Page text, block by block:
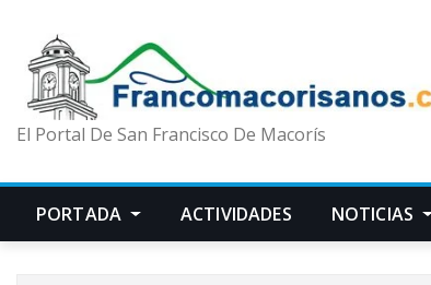
El Portal De San Francisco De Macorís
PORTADA ACTIVIDADES NOTICIAS